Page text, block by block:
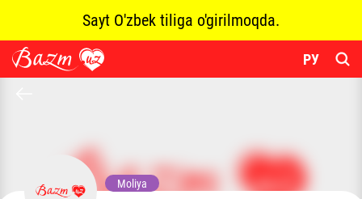
Sayt O'zbek tiliga o'girilmoqda.
РУ
Moliya